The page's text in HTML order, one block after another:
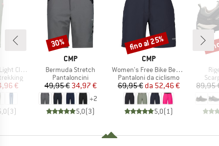
Climb
ridotto
€
(3)
MARCHIO
CMP
Articolo
Bermuda Stretch
Gruppo di prodotti
Pantaloncini
Prezzo
49,95 €Prezzo ridotto
34,97 €
+2
5,0(3)
Sconto
30%
MARCHIO
CMP
Articolo
Women's Free Bike Bermuda w/ Inner Mesh Underwear
Gruppo di prodotti
Pantaloni da ciclismo
Prezzo
69,95 € Prezzo ridotto
da 52,46 €
5,0(1)
Sconto
fino al 25%
89,95